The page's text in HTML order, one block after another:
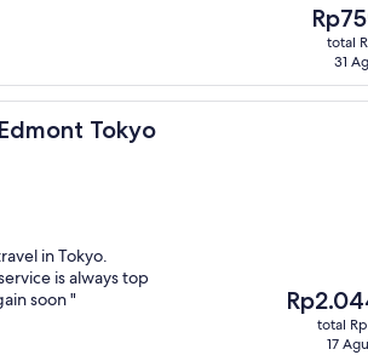
Harga
total
31
Tokyo
in Tokyo.
is always top
soon "
Harga
sekarang
total
17